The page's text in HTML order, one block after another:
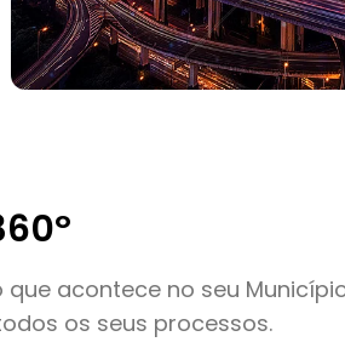
acontece no seu
os seus processos.